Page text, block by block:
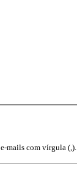
e-mails com vírgula (,).